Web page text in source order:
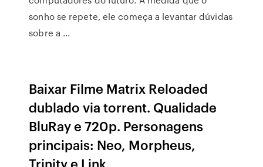
sonho se repete, ele começa a levantar dúvidas
sobre a …
Baixar Filme Matrix Reloaded
dublado via torrent. Qualidade
BluRay e 720p. Personagens
principais: Neo, Morpheus,
Trinity e Link